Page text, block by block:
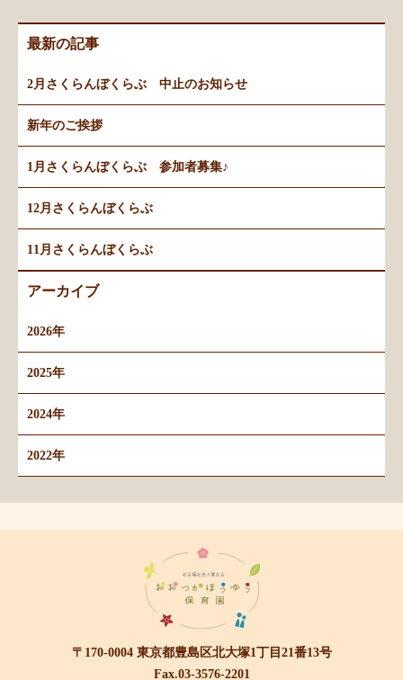
最新の記事
2月さくらんぼくらぶ 中止のお知らせ
新年のご挨拶
1月さくらんぼくらぶ 参加者募集♪
12月さくらんぼくらぶ
11月さくらんぼくらぶ
アーカイブ
2026年
2025年
2024年
2022年
〒170-0004 東京都豊島区北大塚1丁目21番13号
Fax.03-3576-2201